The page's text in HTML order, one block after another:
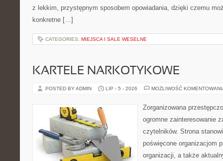
z lekkim, przystępnym sposobem opowiadania, dzięki czemu
konkretne […]
CATEGORIES: MIEJSCA I SALE WESELNE
KARTELE NARKOTYKOWE
POSTED BY ADMIN LIP - 5 - 2026 MOŻLIWOŚĆ
Zorganizowana
ogromne zainteresowanie
czytelników. Strona
poświęcone organizacjom
organizacji, a także